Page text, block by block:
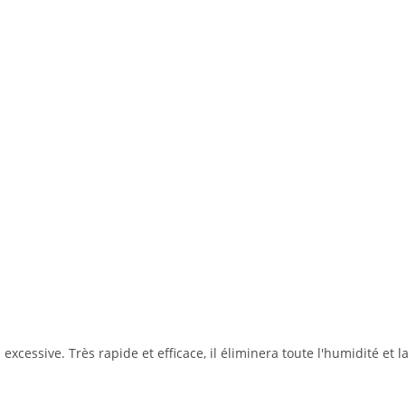
Très rapide et efficace, il éliminera toute l'humidité et la